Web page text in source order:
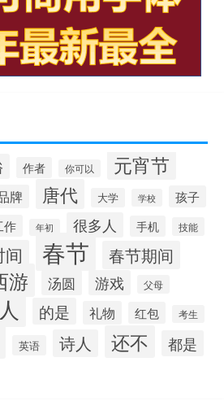
作者 你可以 元宵节
牌 唐代 大学 学校 孩子
作 年初 很多人 手机 技能
间 春节 春节期间
游 汤圆 游戏 父母
的是 礼物 红包 考生
英语 诗人 还不 都是